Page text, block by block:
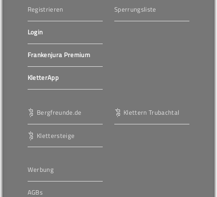
Registrieren
Login
Frankenjura Premium
KletterApp
Sperrungsliste
Bergfreunde.de
Klettersteige
Klettern Trubachtal
Werbung
AGBs